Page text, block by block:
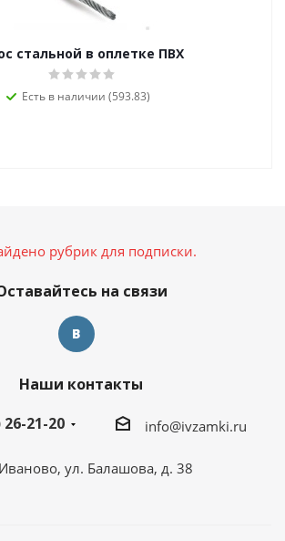
стальной в оплетке ПВХ
Есть в наличии (593.83)
рубрик для подписки.
на связи
Наши контакты
26-21-20
info@ivzamki.ru
Иваново, ул. Балашова, д. 38